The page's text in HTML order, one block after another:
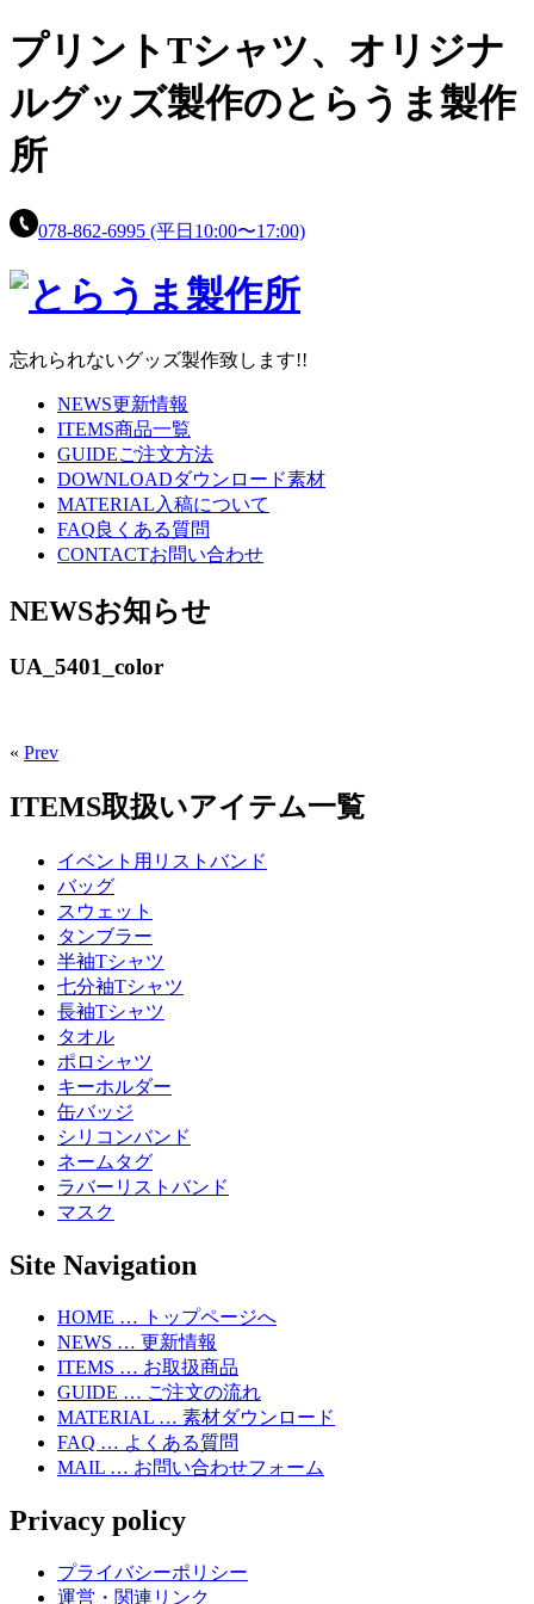
プリントTシャツ、 オリジナ
ルグッズ製作のとらうま製作
所
078-862-6995 (平日10:00〜17:00)
忘れられないグッズ製作致します!!
NEWS更新情報
ITEMS商品一覧
GUIDEご注文方法
DOWNLOADダウンロード素材
MATERIAL 入稿について
FAQ良くある質問
CONTACTお問い合わせ
NEWSお知らせ
UA_5401_color
« Prev
ITEMS取扱いアイテム一覧
イベント用リストバンド
バッグ
スウェット
タンブラー
半袖Tシャツ
七分袖Tシャツ
長袖Tシャツ
タオル
ポロシャツ
キーホルダー
缶バッジ
シリコンバンド
ネームタグ
ラバーリストバンド
マスク
Site Navigation
HOME … トップページへ
NEWS … 更新情報
ITEMS … お取扱商品
GUIDE … ご注文の流れ
MATERIAL … 素材ダウンロード
FAQ … よくある質問
MAIL … お問い合わせフォーム
Privacy policy
プライバシーポリシー
運営・関連リンク